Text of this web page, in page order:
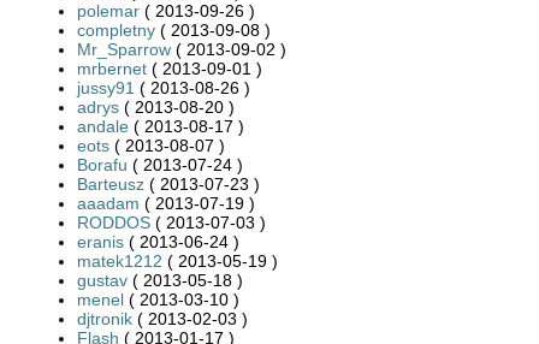
polemar ( 2013-09-26 )
completny ( 2013-09-08 )
Mr_Sparrow ( 2013-09-02 )
mrbernet ( 2013-09-01 )
jussy91 ( 2013-08-26 )
adrys ( 2013-08-20 )
andale ( 2013-08-17 )
eots ( 2013-08-07 )
Borafu ( 2013-07-24 )
Barteusz ( 2013-07-23 )
aaadam ( 2013-07-19 )
RODDOS ( 2013-07-03 )
eranis ( 2013-06-24 )
matek1212 ( 2013-05-19 )
gustav ( 2013-05-18 )
menel ( 2013-03-10 )
djtronik ( 2013-02-03 )
Flash ( 2013-01-17 )